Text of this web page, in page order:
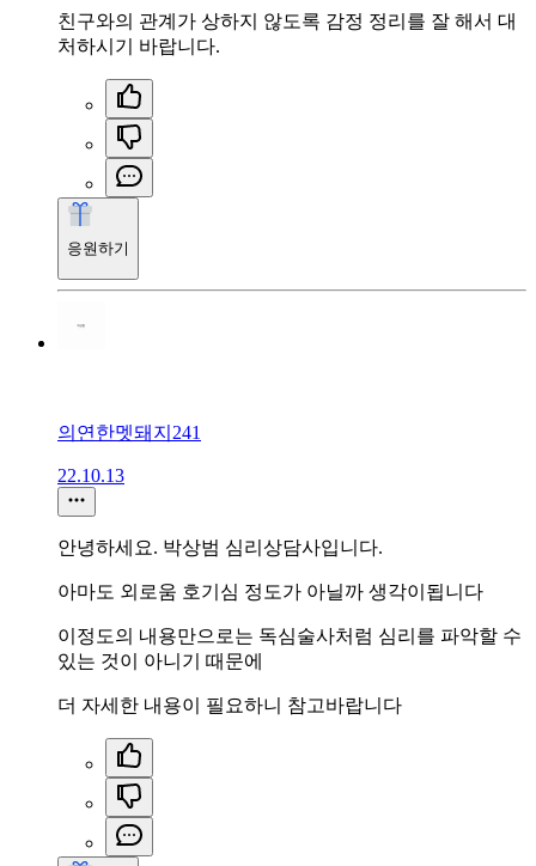
친구와의 관계가 상하지 않도록 감정 정리를 잘 해서 대
처하시기 바랍니다.
응원하기
의연한멧돼지241
22.10.13
안녕하세요. 박상범 심리상담사입니다.
아마도 외로움 호기심 정도가 아닐까 생각이됩니다
이정도의 내용만으로는 독심술사처럼 심리를 파악할 수
있는 것이 아니기 때문에
더 자세한 내용이 필요하니 참고바랍니다